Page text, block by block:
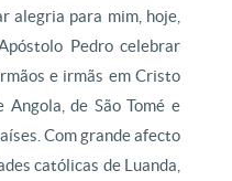
alegria para mim, hoje,
Pedro celebrar
e irmãs em Cristo
de São Tomé e
Com grande afecto
católicas de Luanda,